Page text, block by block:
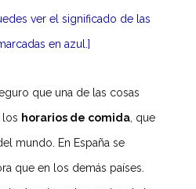
ver el significado de las
en azul.]
que una de las cosas
los horarios de comida, que
mundo. En España se
que en los demás países.